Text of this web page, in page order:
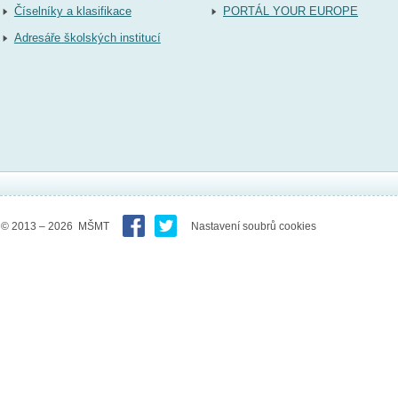
Číselníky a klasifikace
Adresáře školských institucí
PORTÁL YOUR EUROPE
© 2013 – 2026 MŠMT Nastavení soubrů cookies